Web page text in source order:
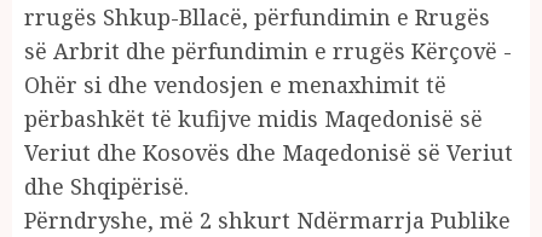
rrugës Shkup-Bllacë, përfundimin e Rrugës
së Arbrit dhe përfundimin e rrugës Kërçovë -
Ohër si dhe vendosjen e menaxhimit të
përbashkët të kufijve midis Maqedonisë së
Veriut dhe Kosovës dhe Maqedonisë së Veriut
dhe Shqipërisë.
Përndryshe, më 2 shkurt Ndërmarrja Publike